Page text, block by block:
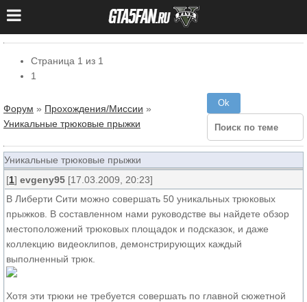
Страница 1 из 1
1
Форум » Прохождения/Миссии »
Уникальные трюковые прыжки
Уникальные трюковые прыжки
[1] evgeny95 [17.03.2009, 20:23]
В Либерти Сити можно совершать 50 уникальных трюковых
прыжков. В составленном нами руководстве вы найдете обзор
местоположений трюковых площадок и подсказок, и даже
коллекцию видеоклипов, демонстрирующих каждый
выполненный трюк.
Хотя эти трюки не требуется совершать по главной сюжетной